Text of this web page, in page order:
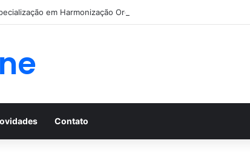
em Harmonização Orofacial com base científica
Contato